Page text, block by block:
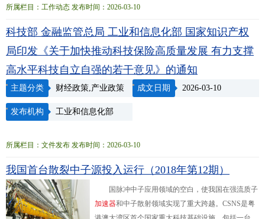
建科技保险供需对接平台。结合科技型中小企业风险特征以及科技成果先使用后
产品服务创新，围绕人工智能、集成电路、量子科技、脑机接口等前沿布局，优
化保险产品
开 发、承保理赔服务、专业化经营和发展生态；五是聚焦保险资金投
所属栏目：工作动态 发布时间：2026-03-10
科技部 金融监管总局 工业和信息化部 国家知识产权
局印发《关于加快推动科技保险高质量发展 有力支撑
高水平科技自立自强的若干意见》的通知
主题分类 财经政策,产业政策 成文日期 2026-03-10
发布机构 工业和信息化部
所属栏目：文件发布 发布时间：2026-03-10
我国首台散裂中子源投入运行（2018年第12期）
国脉冲中子应用领域的空白，使我国在强流质子
加速器和中子散射领域实现了重大跨越。CSNS是粤